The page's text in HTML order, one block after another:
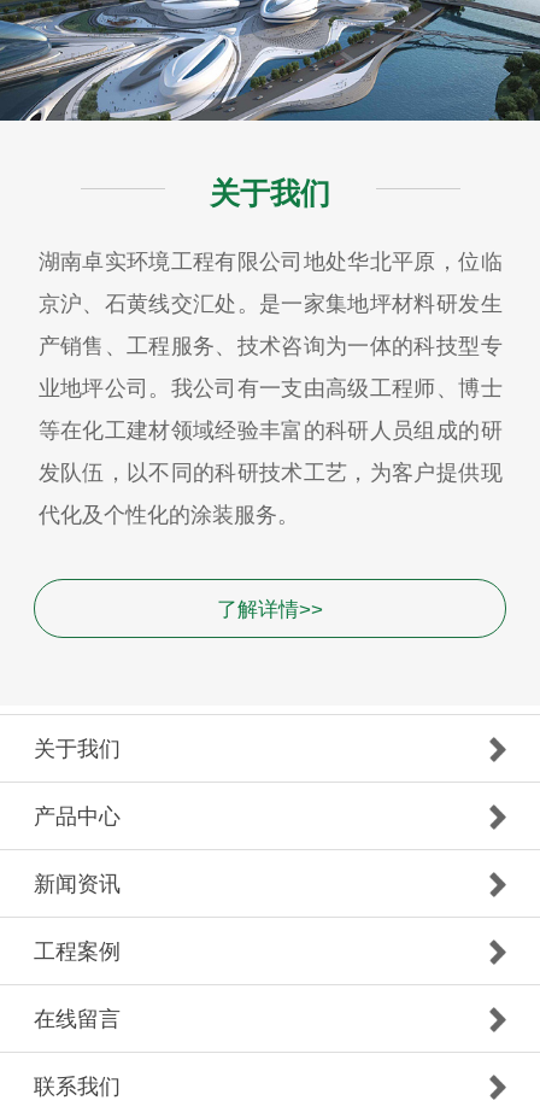
关于我们
湖南卓实环境工程有限公司地处华北平原，位临
京沪、石黄线交汇处。是一家集地坪材料研发生
产销售、工程服务、技术咨询为一体的科技型专
业地坪公司。我公司有一支由高级工程师、博士
等在化工建材领域经验丰富的科研人员组成的研
发队伍，以不同的科研技术工艺，为客户提供现
代化及个性化的涂装服务。
了解详情>>
关于我们
产品中心
新闻资讯
工程案例
在线留言
联系我们